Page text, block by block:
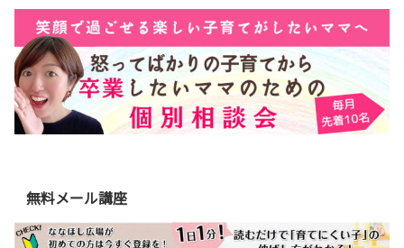
無料メール講座